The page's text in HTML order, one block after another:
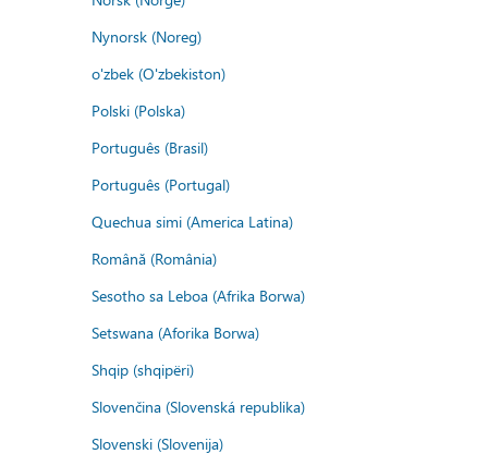
Nynorsk (Noreg)
o'zbek (O'zbekiston)
Polski (Polska)
Português (Brasil)
Português (Portugal)
Quechua simi (America Latina)
Română (România)
Sesotho sa Leboa (Afrika Borwa)
Setswana (Aforika Borwa)
Shqip (shqipëri)
Slovenčina (Slovenská republika)
Slovenski (Slovenija)